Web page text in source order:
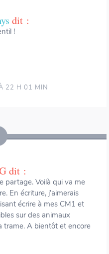
dit :
!
22 H 01 MIN
dit :
partage. Voilà qui va me
En écriture, j’aimerais
écrire à mes CM1 et
sur des animaux
trame. A bientôt et encore